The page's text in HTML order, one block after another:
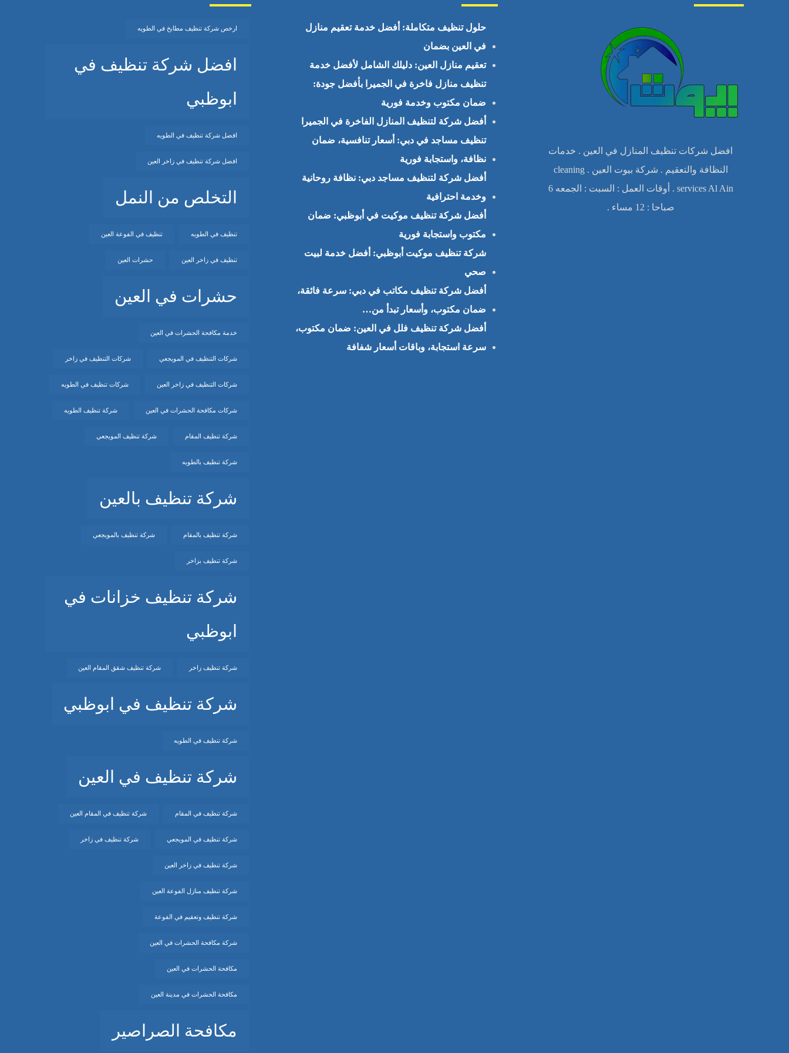
افضل شركات تنظيف المنازل في العين . خدمات
النظافة والتعقيم . شركة بيوت العين . cleaning
services Al Ain . أوقات العمل : السبت : الجمعه 6
صباحا : 12 مساء .
حلول تنظيف متكاملة: أفضل خدمة تعقيم منازل
في العين بضمان
تعقيم منازل العين: دليلك الشامل لأفضل خدمة
تنظيف منازل فاخرة في الجميرا بأفضل جودة:
ضمان مكتوب وخدمة فورية
أفضل شركة لتنظيف المنازل الفاخرة في الجميرا
تنظيف مساجد في دبي: أسعار تنافسية، ضمان
نظافة، واستجابة فورية
أفضل شركة لتنظيف مساجد دبي: نظافة روحانية
وخدمة احترافية
أفضل شركة تنظيف موكيت في أبوظبي: ضمان
مكتوب واستجابة فورية
شركة تنظيف موكيت أبوظبي: أفضل خدمة لبيت
صحي
أفضل شركة تنظيف مكاتب في دبي: سرعة فائقة،
ضمان مكتوب، وأسعار تبدأ من…
أفضل شركة تنظيف فلل في العين: ضمان مكتوب،
سرعة استجابة، وباقات أسعار شفافة
ارخص شركة تنظيف مطابخ في الطويه
افضل شركة تنظيف في
ابوظبي
افضل شركة تنظيف في الطويه
افضل شركة تنظيف في زاخر العين
التخلص من النمل
تنظيف في الطويه تنظيف في الفوعة العين
تنظيف في زاخر العين حشرات العين
حشرات في العين
خدمة مكافحة الحشرات في العين
شركات التنظيف في المويجعي شركات التنظيف في زاخر
شركات التنظيف في زاخر العين شركات تنظيف في الطويه
شركات مكافحة الحشرات في العين شركة تنظيف الطويه
شركة تنظيف المقام شركة تنظيف المويجعي
شركة تنظيف بالطويه
شركة تنظيف بالعين
شركة تنظيف بالمقام شركة تنظيف بالمويجعي
شركة تنظيف بزاخر
شركة تنظيف خزانات في
ابوظبي
شركة تنظيف زاخر شركة تنظيف شقق المقام العين
شركة تنظيف في ابوظبي
شركة تنظيف في الطويه
شركة تنظيف في العين
شركة تنظيف في المقام شركة تنظيف في المقام العين
شركة تنظيف في المويجعي شركة تنظيف في زاخر
شركة تنظيف في زاخر العين
شركة تنظيف منازل الفوعة العين
شركة تنظيف وتعقيم في الفوعة
شركة مكافحة الحشرات في العين
مكافحة الحشرات في العين
مكافحة الحشرات في مدينة العين
مكافحة الصراصير